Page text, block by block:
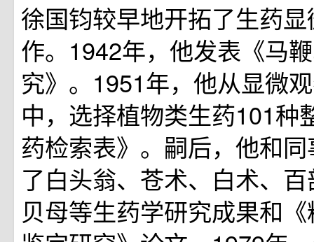
徐国钧较早地开拓了生药
作。1942年，他发表《马
究》。1951年，他从显微
中，选择植物类生药101种
药检索表》。嗣后，他和
了白头翁、苍术、白术、
贝母等生药学研究成果和